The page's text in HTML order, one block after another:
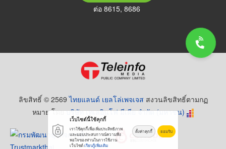
ต่อ 8615, 8686
ลิขสิทธิ์ © 2569ไทยแลนด์ เยลโล่เพจเจส สงวนลิขสิทธิ์ตามกฏ
หมาย โดยบริษัท เทเลอินโฟ มีเดีย จำกัด (มหาชน)
เว็บไซต์นี้ใช้คุกกี้
เราใช้คุกกี้เพื่อเพิ่มประสิทธิภาพ
และมอบประสบการณ์ความพึง
พอใจของท่านในการใช้งาน
เว็บไซต์เรียนรู้เพิ่มเติม
ตั้งค่าคุกกี้ ยอมรับ